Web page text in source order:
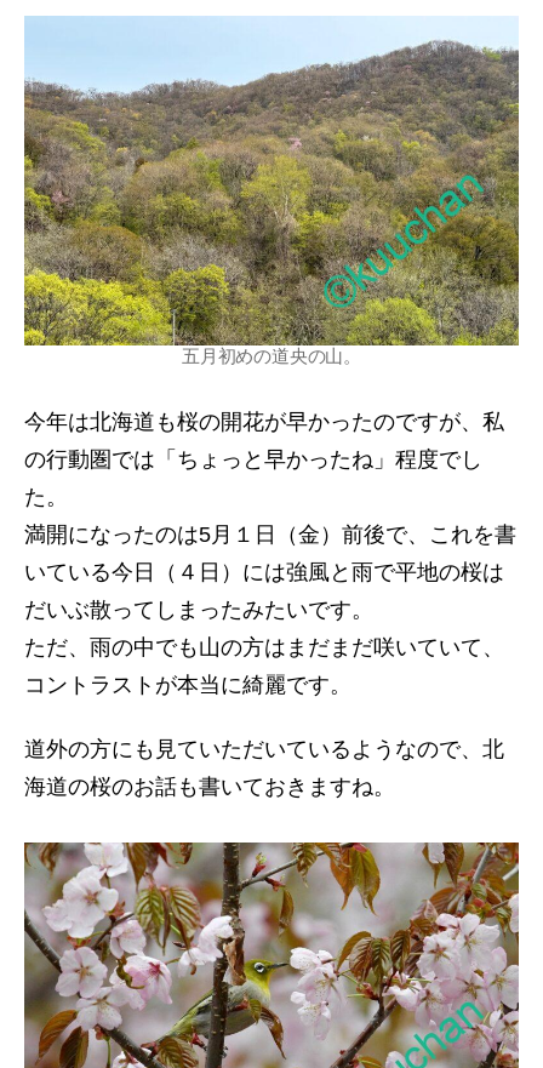
五月初めの道央の山。
今年は北海道も桜の開花が早かったのですが、私
の行動圏では「ちょっと早かったね」程度でし
た。
満開になったのは5月１日（金）前後で、これを書
いている今日（４日）には強風と雨で平地の桜は
だいぶ散ってしまったみたいです。
ただ、雨の中でも山の方はまだまだ咲いていて、
コントラストが本当に綺麗です。
道外の方にも見ていただいているようなので、北
海道の桜のお話も書いておきますね。